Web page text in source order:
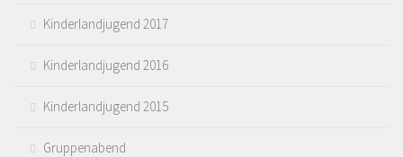
Kinderlandjugend 2017
Kinderlandjugend 2016
Kinderlandjugend 2015
Gruppenabend